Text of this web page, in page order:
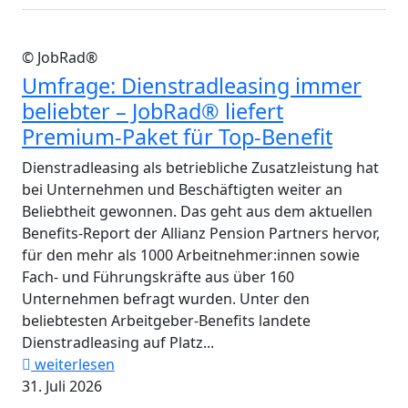
© JobRad®
Umfrage: Dienstradleasing immer
beliebter – JobRad® liefert
Premium-Paket für Top-Benefit
Dienstradleasing als betriebliche Zusatzleistung hat
bei Unternehmen und Beschäftigten weiter an
Beliebtheit gewonnen. Das geht aus dem aktuellen
Benefits-Report der Allianz Pension Partners hervor,
für den mehr als 1000 Arbeitnehmer:innen sowie
Fach- und Führungskräfte aus über 160
Unternehmen befragt wurden. Unter den
beliebtesten Arbeitgeber-Benefits landete
Dienstradleasing auf Platz...
weiterlesen
31. Juli 2026